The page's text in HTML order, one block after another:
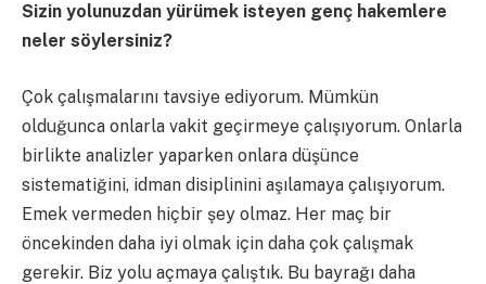
Sizin yolunuzdan yürümek isteyen genç hakemlere
neler söylersiniz?
Çok çalışmalarını tavsiye ediyorum. Mümkün
olduğunca onlarla vakit geçirmeye çalışıyorum. Onlarla
birlikte analizler yaparken onlara düşünce
sistematiğini, idman disiplinini aşılamaya çalışıyorum.
Emek vermeden hiçbir şey olmaz. Her maç bir
öncekinden daha iyi olmak için daha çok çalışmak
gerekir. Biz yolu açmaya çalıştık. Bu bayrağı daha